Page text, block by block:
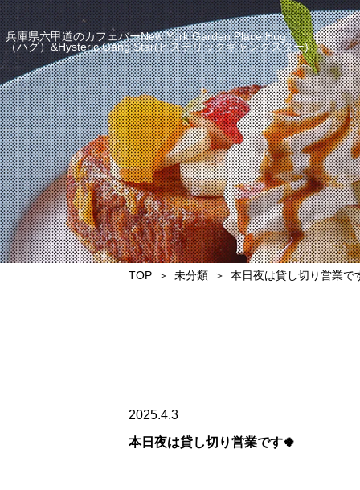
兵庫県六甲道のカフェバーNew York Garden Place Hug
（ハグ）&Hysteric Gang Star(ヒステリックギャングスター)
TOP 未分類 本日夜は貸し切り営業で
2025.4.3
本日夜は貸し切り営業です🍀